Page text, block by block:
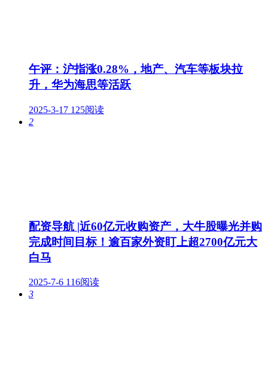
午评：沪指涨0.28%，地产、汽车等板块拉
升，华为海思等活跃
2025-3-17 125阅读
2
配资导航 |近60亿元收购资产，大牛股曝光并购
完成时间目标！逾百家外资盯上超2700亿元大
白马
2025-7-6 116阅读
3